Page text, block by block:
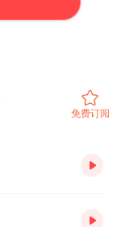
免费订阅